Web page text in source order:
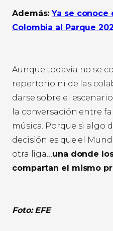
Además:Ya se
Colombia al Parque
Aunque todavía no se
repertorio ni de las
darse sobre el
la conversación entre
música. Porque si algo
decisión es que el
otra liga…una donde
compartan el mismo
Foto: EFE